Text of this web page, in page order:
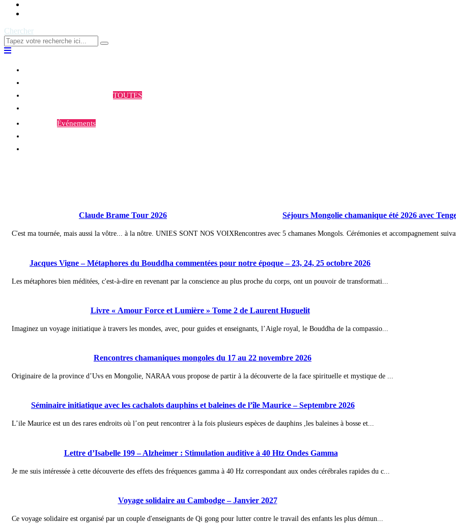
Chercher
TOUTES
Événements
Claude Brame Tour 2026
C'est ma tournée, mais aussi la vôtre... à la nôtre. UNIES SONT NOS VOIX
Séjours Mongolie chamanique été 2026 avec
Rencontres avec 5 chamanes Mongols. Cérémonies et accompagnement
Jacques Vigne – Métaphores du Bouddha commentées pour notre époque – 23, 24, 25 octobre 2026
Les métaphores bien méditées, c'est-à-dire en revenant par la conscience au plus proche du corps, ont un pouvoir de transformati...
Livre « Amour Force et Lumière » Tome 2 de Laurent Huguelit
Imaginez un voyage initiatique à travers les mondes, avec, pour guides et enseignants, l’Aigle royal, le Bouddha de la compassio...
Rencontres chamaniques mongoles du 17 au 22 novembre 2026
Originaire de la province d’Uvs en Mongolie, NARAA vous propose de partir à la découverte de la face spirituelle et mystique de ...
Séminaire initiatique avec les cachalots dauphins et baleines de l’île Maurice – Septembre 2026
L’ile Maurice est un des rares endroits où l’on peut rencontrer à la fois plusieurs espèces de dauphins ,les baleines à bosse et...
Lettre d’Isabelle 199 – Alzheimer : Stimulation auditive à 40 Htz Ondes Gamma
Je me suis intéressée à cette découverte des effets des fréquences gamma à 40 Hz correspondant aux ondes cérébrales rapides du c...
Voyage solidaire au Cambodge – Janvier 2027
Ce voyage solidaire est organisé par un couple d'enseignants de Qi gong pour lutter contre le travail des enfants les plus démun...